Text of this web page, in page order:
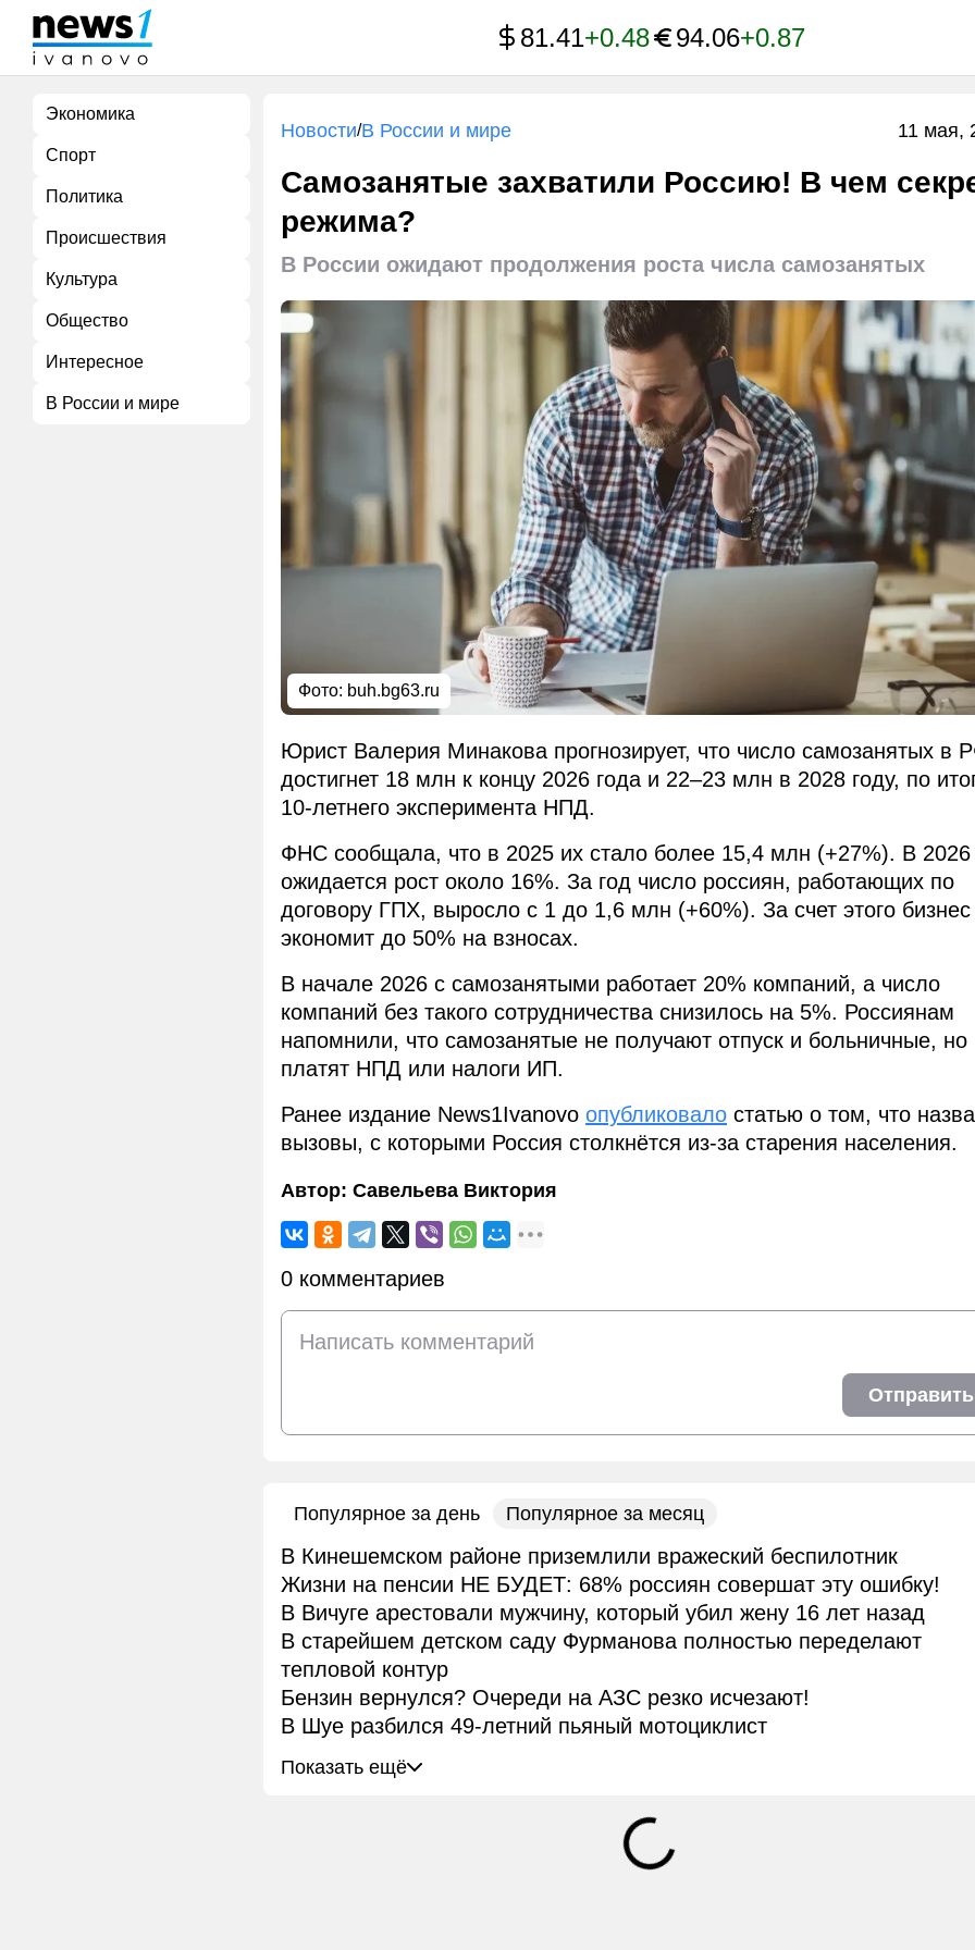
81.41+0.48 94.06+0.87
Экономика
Спорт
Политика
Происшествия
Культура
Общество
Интересное
В России и мире
Новости/В России и мире 11 мая,
Самозанятые захватили Россию! В чем
режима?
В России ожидают продолжения роста числа самозанятых
Фото: buh.bg63.ru
Юрист Валерия Минакова прогнозирует, что число самозанятых в
достигнет 18 млн к концу 2026 года и 22–23 млн в 2028 году, по
10-летнего эксперимента НПД.
ФНС сообщала, что в 2025 их стало более 15,4 млн (+27%). В 2026
ожидается рост около 16%. За год число россиян, работающих по
договору ГПХ, выросло с 1 до 1,6 млн (+60%). За счет этого бизнес
экономит до 50% на взносах.
В начале 2026 с самозанятыми работает 20% компаний, а число
компаний без такого сотрудничества снизилось на 5%. Россиянам
напомнили, что самозанятые не получают отпуск и больничные, но
платят НПД или налоги ИП.
Ранее издание News1Ivanovo опубликовало статью о том, что
вызовы, с которыми Россия столкнётся из-за старения населения.
Автор: Савельева Виктория
0 комментариев
Отправить
Популярное за день Популярное за месяц
В Кинешемском районе приземлили вражеский беспилотник
Жизни на пенсии НЕ БУДЕТ: 68% россиян совершат эту ошибку!
В Вичуге арестовали мужчину, который убил жену 16 лет назад
В старейшем детском саду Фурманова полностью переделают
тепловой контур
Бензин вернулся? Очереди на АЗС резко исчезают!
В Шуе разбился 49-летний пьяный мотоциклист
Показать ещё